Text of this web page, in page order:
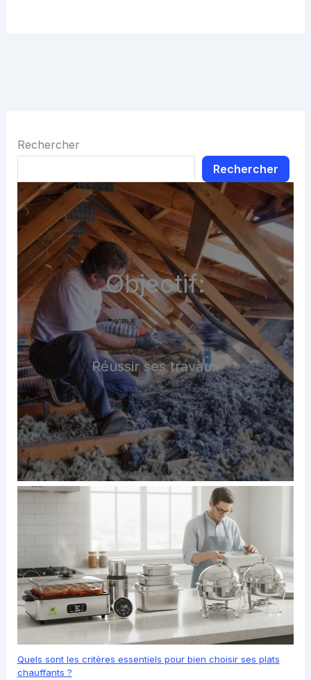
Rechercher
Rechercher
Objectif:
Réussir ses travaux
Quels sont les critères essentiels pour bien choisir ses plats
chauffants ?